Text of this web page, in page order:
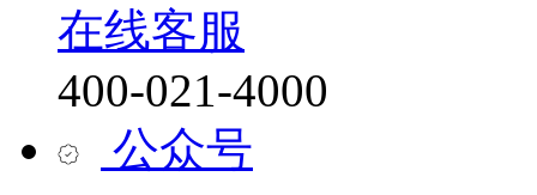
在线客服
400-021-4000
公众号